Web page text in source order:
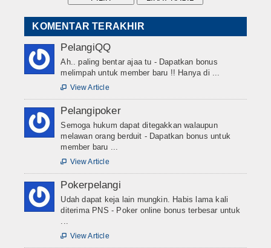
KOMENTAR TERAKHIR
PelangiQQ
Ah.. paling bentar ajaa tu - Dapatkan bonus
melimpah untuk member baru !! Hanya di ...
 View Article
Pelangipoker
Semoga hukum dapat ditegakkan walaupun
melawan orang berduit - Dapatkan bonus untuk
member baru ...
 View Article
Pokerpelangi
Udah dapat keja lain mungkin. Habis lama kali
diterima PNS - Poker online bonus terbesar untuk
 View Article